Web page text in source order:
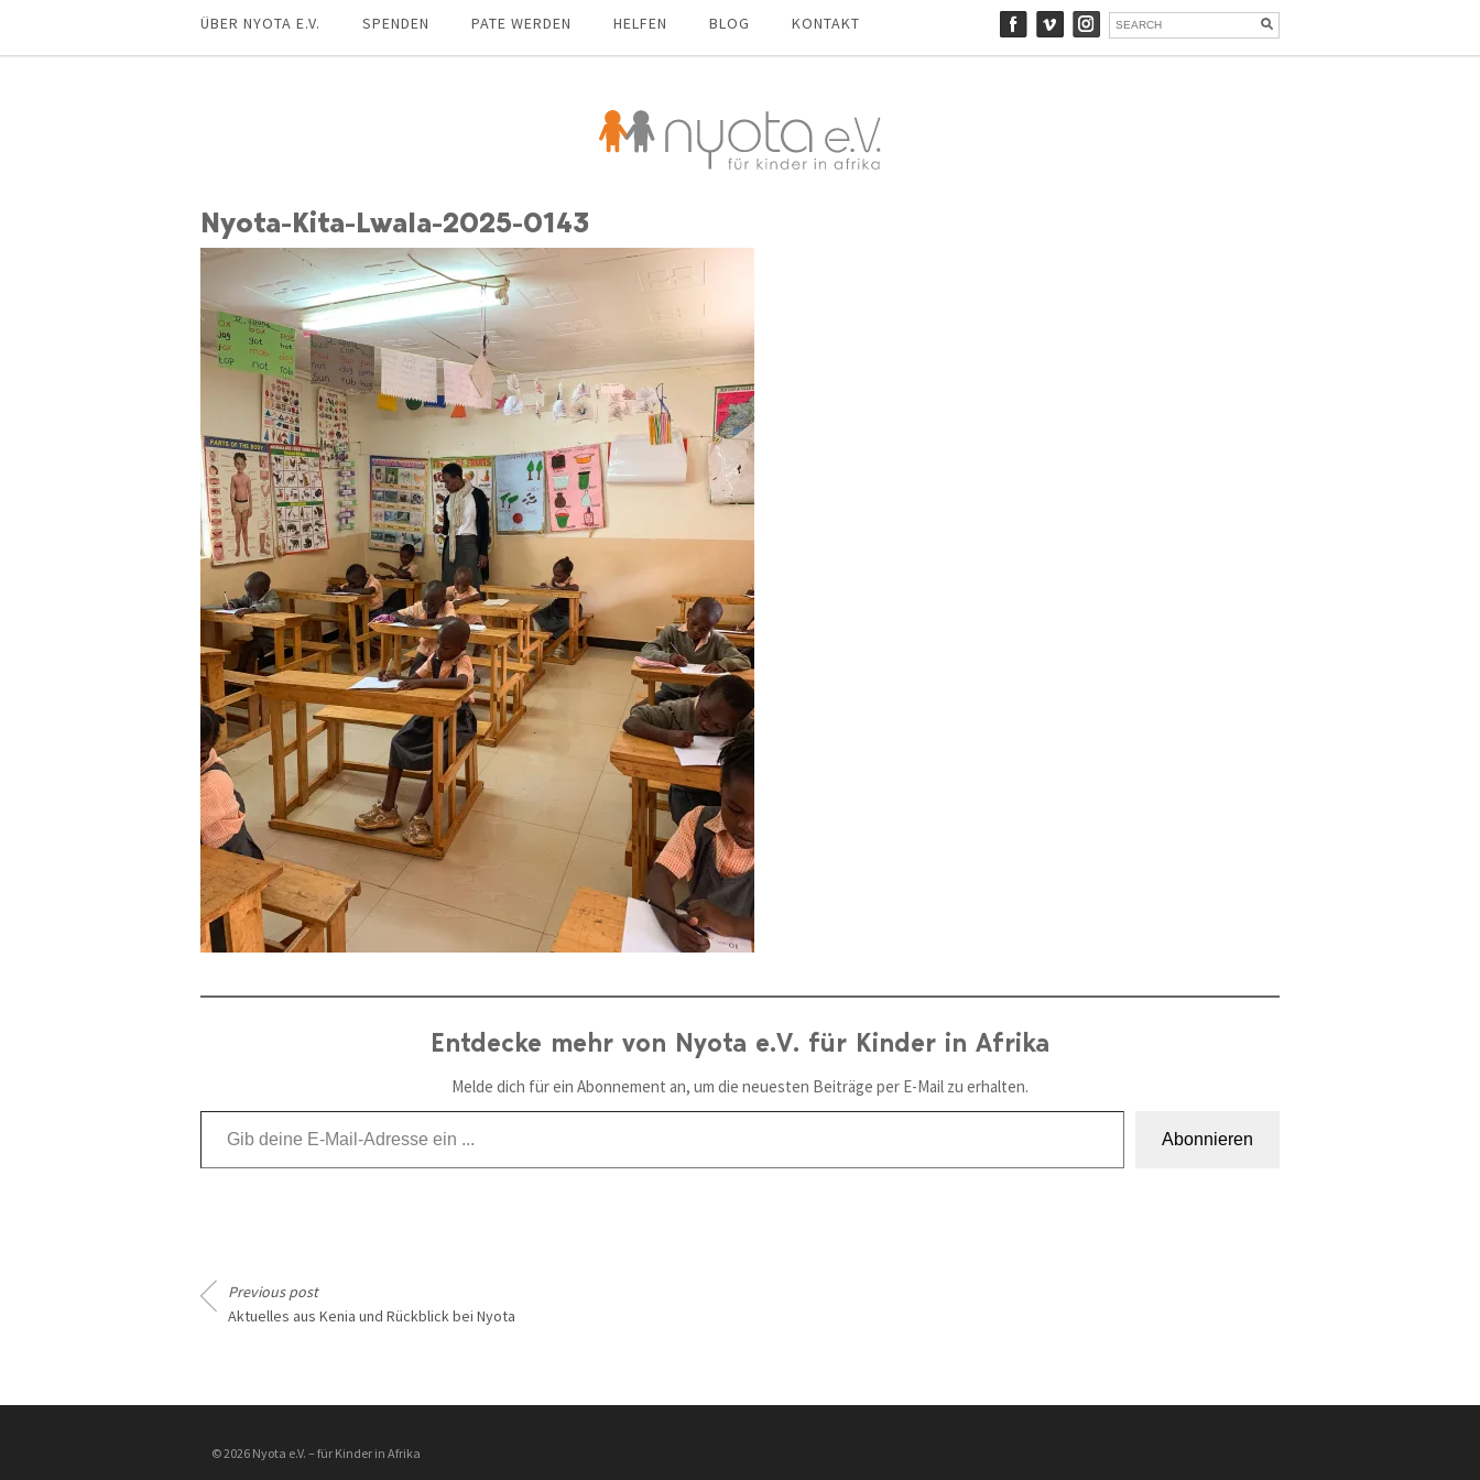
ÜBER NYOTA E.V. SPENDEN PATE WERDEN HELFEN BLOG KONTAKT
Nyota-Kita-Lwala-2025-0143
Entdecke mehr von Nyota e.V. für Kinder in Afrika
Melde dich für ein Abonnement an, um die neuesten Beiträge per E-Mail zu erhalten.
Gib deine E-Mail-Adresse ein ...
Abonnieren
Previous post
Aktuelles aus Kenia und Rückblick bei Nyota
© 2026 Nyota e.V. – für Kinder in Afrika